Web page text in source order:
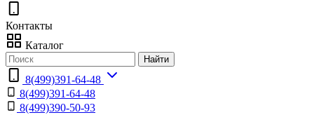
Контакты
Каталог
Найти
8(499)391-64-48
8(499)391-64-48
8(499)390-50-93